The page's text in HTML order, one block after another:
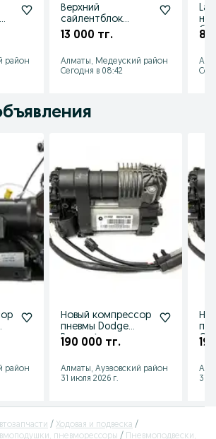
район
Верхний
сайлентблок
амортизатора
13 000 тг.
Алматы, Медеуский район
Сегодня в 08:42
80
район
Новый компрессор
пневмы Dodge
Ram. в Алматы
190 000 тг.
Алматы, Ауэзовский район
31 июля 2026 г.
31
Ходовая и подвеска
пневморессоры
Пневмоподвески,